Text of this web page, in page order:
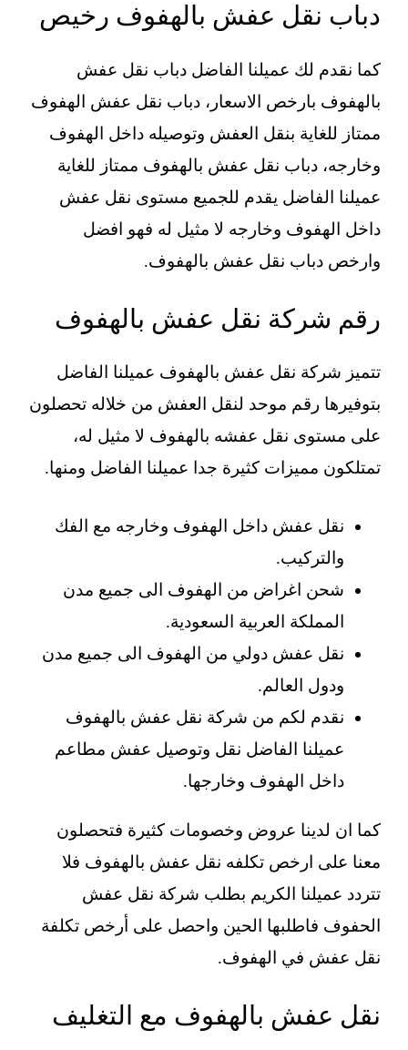
دباب نقل عفش بالهفوف رخيص
كما نقدم لك عميلنا الفاضل دباب نقل عفش
بالهفوف بارخص الاسعار، دباب نقل عفش الهفوف
ممتاز للغاية بنقل العفش وتوصيله داخل الهفوف
وخارجه، دباب نقل عفش بالهفوف ممتاز للغاية
عميلنا الفاضل يقدم للجميع مستوى نقل عفش
داخل الهفوف وخارجه لا مثيل له فهو افضل
وارخص دباب نقل عفش بالهفوف.
رقم شركة نقل عفش بالهفوف
تتميز شركة نقل عفش بالهفوف عميلنا الفاضل
بتوفيرها رقم موحد لنقل العفش من خلاله تحصلون
على مستوى نقل عفشه بالهفوف لا مثيل له،
تمتلكون مميزات كثيرة جدا عميلنا الفاضل ومنها.
نقل عفش داخل الهفوف وخارجه مع الفك
والتركيب.
شحن اغراض من الهفوف الى جميع مدن
المملكة العربية السعودية.
نقل عفش دولي من الهفوف الى جميع مدن
ودول العالم.
نقدم لكم من شركة نقل عفش بالهفوف
عميلنا الفاضل نقل وتوصيل عفش مطاعم
داخل الهفوف وخارجها.
كما ان لدينا عروض وخصومات كثيرة فتحصلون
معنا على ارخص تكلفه نقل عفش بالهفوف فلا
تتردد عميلنا الكريم بطلب شركة نقل عفش
الحفوف فاطلبها الحين واحصل على أرخص تكلفة
نقل عفش في الهفوف.
نقل عفش بالهفوف مع التغليف